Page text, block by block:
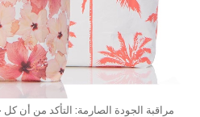
مراقبة الجودة الصارمة: التأكد من أن كل